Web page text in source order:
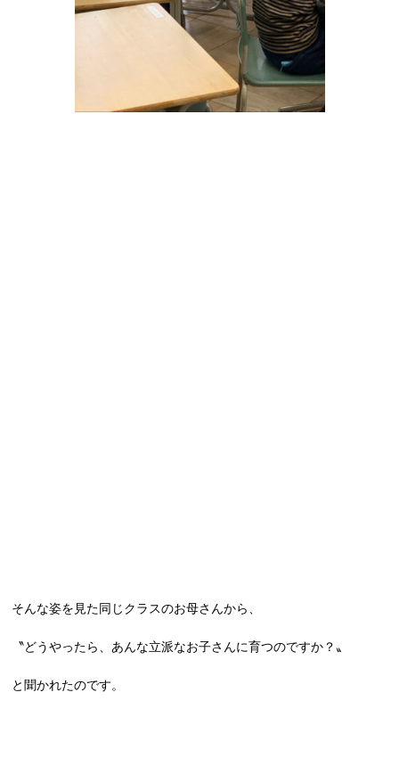
そんな姿を見た同じクラスのお母さんから、
〝どうやったら、あんな立派なお子さんに育つのですか？〟
と聞かれたのです。